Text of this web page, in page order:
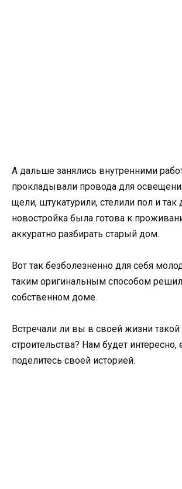
А дальше занялись внутренними
прокладывали провода для
щели, штукатурили, стелили пол и так
новостройка была готова к
аккуратно разбирать старый дом.
Вот так безболезненно для себя
таким оригинальным способом
собственном доме.
Встречали ли вы в своей жизни такой
строительства? Нам будет интересно,
поделитесь своей историей.